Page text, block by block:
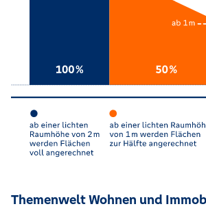
Themenwelt Wohnen und